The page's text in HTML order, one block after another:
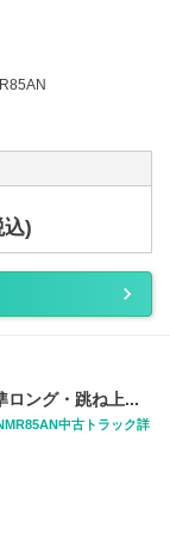
込)
ロング・跳ね上...
中古トラック詳